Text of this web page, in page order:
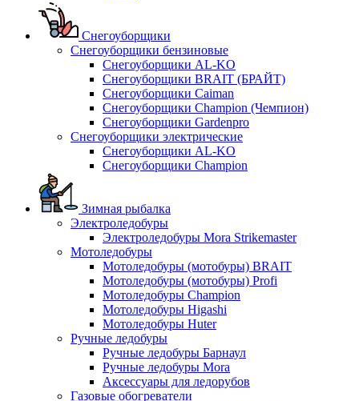
Снегоуборщики
Снегоуборщики бензиновые
Снегоуборщики AL-KO
Снегоуборщики BRAIT (БРАЙТ)
Снегоуборщики Caiman
Снегоуборщики Champion (Чемпион)
Снегоуборщики Gardenpro
Снегоуборщики электрические
Снегоуборщики AL-KO
Снегоуборщики Champion
Зимная рыбалка
Электроледобуры
Электроледобуры Mora Strikemaster
Мотоледобуры
Мотоледобуры (мотобуры) BRAIT
Мотоледобуры (мотобуры) Profi
Мотоледобуры Champion
Мотоледобуры Higashi
Мотоледобуры Huter
Ручные ледобуры
Ручные ледобуры Барнаул
Ручные ледобуры Mora
Аксессуары для ледорубов
Газовые обогреватели